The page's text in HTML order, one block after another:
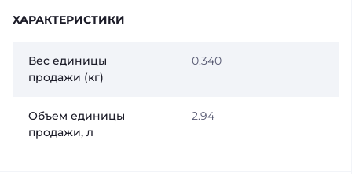
ХАРАКТЕРИСТИКИ
Вес единицы
продажи (кг)
0.340
Объем единицы
продажи, л
2.94